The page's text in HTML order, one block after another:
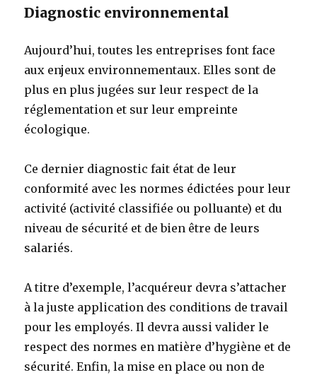
Diagnostic environnemental
Aujourd’hui, toutes les entreprises font face
aux enjeux environnementaux. Elles sont de
plus en plus jugées sur leur respect de la
réglementation et sur leur empreinte
écologique.
Ce dernier diagnostic fait état de leur
conformité avec les normes édictées pour leur
activité (activité classifiée ou polluante) et du
niveau de sécurité et de bien être de leurs
salariés.
A titre d’exemple, l’acquéreur devra s’attacher
à la juste application des conditions de travail
pour les employés. Il devra aussi valider le
respect des normes en matière d’hygiène et de
sécurité. Enfin, la mise en place ou non de